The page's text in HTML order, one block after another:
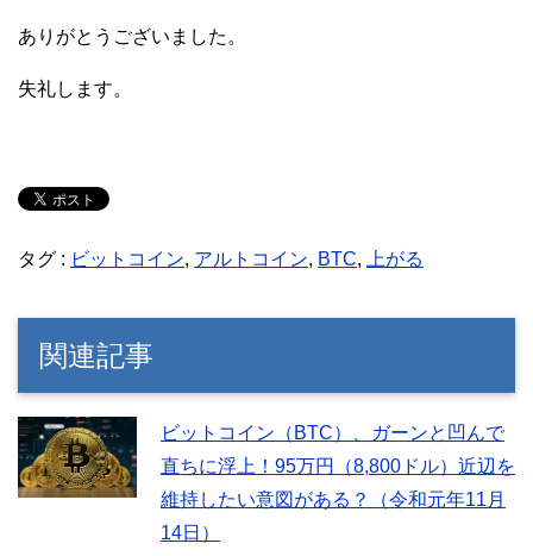
ありがとうございました。
失礼します。
タグ : ビットコイン, アルトコイン, BTC, 上がる
関連記事
ビットコイン（BTC）、ガーンと凹んで
直ちに浮上！95万円（8,800ドル）近辺を
維持したい意図がある？（令和元年11月
14日）